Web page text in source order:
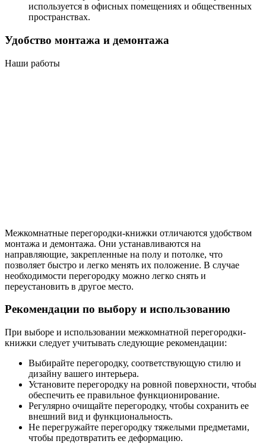
используется в офисных помещениях и общественных
пространствах.
Удобство монтажа и демонтажа
Наши работы
Межкомнатные перегородки-книжки отличаются удобством
монтажа и демонтажа. Они устанавливаются на
направляющие, закрепленные на полу и потолке, что
позволяет быстро и легко менять их положение. В случае
необходимости перегородку можно легко снять и
переустановить в другое место.
Рекомендации по выбору и использованию
При выборе и использовании межкомнатной перегородки-
книжки следует учитывать следующие рекомендации:
Выбирайте перегородку, соответствующую стилю и
дизайну вашего интерьера.
Установите перегородку на ровной поверхности, чтобы
обеспечить ее правильное функционирование.
Регулярно очищайте перегородку, чтобы сохранить ее
внешний вид и функциональность.
Не перегружайте перегородку тяжелыми предметами,
чтобы предотвратить ее деформацию.